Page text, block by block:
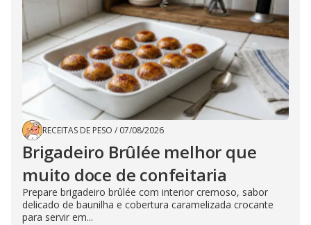
RECEITAS DE PESO / 07/08/2026
Brigadeiro Brûlée melhor que
muito doce de confeitaria
Prepare brigadeiro brûlée com interior cremoso, sabor
delicado de baunilha e cobertura caramelizada crocante
para servir em...